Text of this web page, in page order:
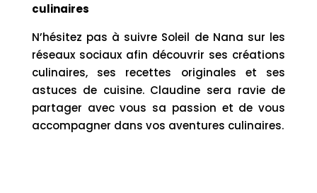
culinaires
N’hésitez pas à suivre Soleil de Nana sur les
réseaux sociaux afin découvrir ses créations
culinaires, ses recettes originales et ses
astuces de cuisine. Claudine sera ravie de
partager avec vous sa passion et de vous
accompagner dans vos aventures culinaires.